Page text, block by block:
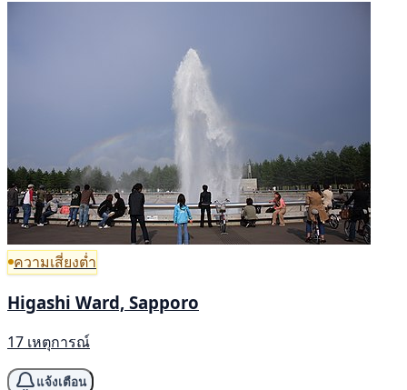
ความเสี่ยงต่ำ
Higashi Ward, Sapporo
17 เหตุการณ์
แจ้งเตือน